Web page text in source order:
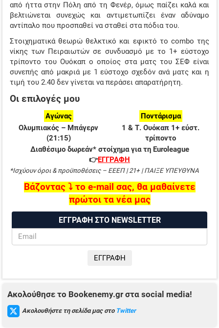
από ήττα στην Πόλη από τη Φενέρ, όμως παίζει καλά και
βελτιώνεται συνεχώς και αντιμετωπίζει έναν αδύναμο
αντίπαλο που προσπαθεί να σταθεί στα πόδια του.
Στοιχηματικά θεωρώ θελκτικό και εφικτό το combo της
νίκης των Πειραιωτών σε συνδυασμό με το 1+ εύστοχο
τρίποντο του Ουόκαπ ο οποίος στα ματς του ΣΕΦ είναι
συνεπής από μακριά με 1 εύστοχο σχεδόν ανά ματς και η
τιμή του 2.40 δεν γίνεται να περάσει απαρατήρητη.
Οι επιλογές μου
Αγώνας
Ποντάρισμα
Ολυμπιακός – Μπάγερν
(21:15)
1 & Τ. Ουόκαπ 1+ εύστ.
τρίποντο
Διαθέσιμο δωρεάν* στοίχημα για τη Euroleague
👉ΕΓΓΡΑΦΗ
*Ισχύουν όροι & προϋποθέσεις – ΕΕΕΠ | 21+ | ΠΑΙΞΕ ΥΠΕΥΘΥΝΑ
Βάζοντας ⤵ το e-mail σας, θα μαθαίνετε
πρώτοι τα νέα μας
ΕΓΓΡΑΦΗ ΣΤΟ NEWSLETTER
Ακολούθησε το Bookenemy.gr στα social media!
Ακολουθήστε τη σελίδα μας στο Twitter